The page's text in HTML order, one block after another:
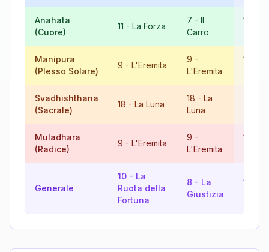
Anahata
(Cuore)
11 - La Forza
7 - Il
Carro
18
Manipura
(Plesso Solare)
9 - L'Eremita
9 -
L'Eremita
18
Svadhishthana
(Sacrale)
18 - La Luna
18 - La
Luna
Muladhara
(Radice)
9 - L'Eremita
9 -
L'Eremita
18
Generale
10 - La
Ruota della
Fortuna
8 - La
Giustizia
18